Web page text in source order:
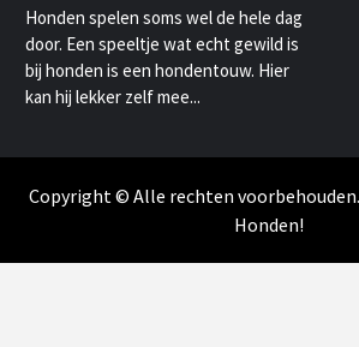
Honden spelen soms wel de hele dag
door. Een speeltje wat echt gewild is
bij honden is een hondentouw. Hier
kan hij lekker zelf mee...
Copyright © Alle rechten
Honden!